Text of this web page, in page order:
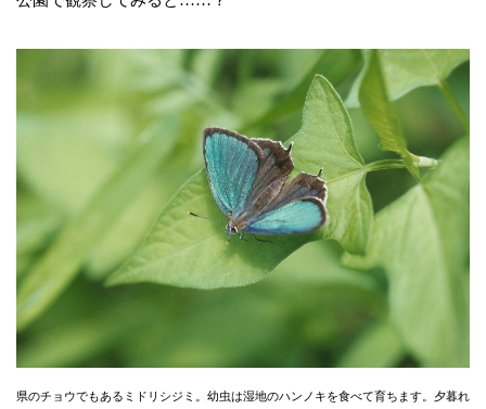
県のチョウでもあるミドリシジミ。幼虫は湿地のハンノキを食べて育ちます。夕暮れ